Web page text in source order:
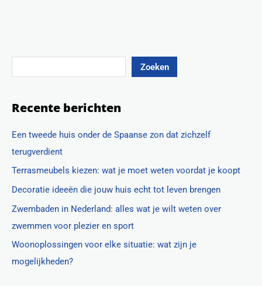
Zoeken
Recente berichten
Een tweede huis onder de Spaanse zon dat zichzelf
terugverdient
Terrasmeubels kiezen: wat je moet weten voordat je koopt
Decoratie ideeën die jouw huis echt tot leven brengen
Zwembaden in Nederland: alles wat je wilt weten over
zwemmen voor plezier en sport
Woonoplossingen voor elke situatie: wat zijn je
mogelijkheden?